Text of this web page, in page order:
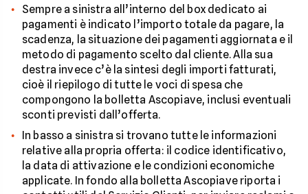
Sempre a sinistra all’interno del box dedicato ai
pagamenti è indicato l’importo totale da pagare, la
scadenza, la situazione dei pagamenti aggiornata e il
metodo di pagamento scelto dal cliente. Alla sua
destra invece c’è la sintesi degli importi fatturati,
cioè il riepilogo di tutte le voci di spesa che
compongono la bolletta Ascopiave, inclusi eventuali
sconti previsti dall’offerta.
In basso a sinistra si trovano tutte le informazioni
relative alla propria offerta: il codice identificativo,
la data di attivazione e le condizioni economiche
applicate. In fondo alla bolletta Ascopiave riporta i